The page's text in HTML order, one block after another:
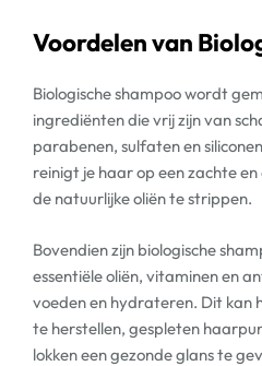
Voordelen van
Biologische shampoo wordt
ingrediënten die vrij zijn van
parabenen, sulfaten en
reinigt je haar op een zachte
de natuurlijke oliën te strippen.
Bovendien zijn biologische
essentiële oliën, vitaminen en
voeden en hydrateren. Dit kan
te herstellen, gespleten
lokken een gezonde glans te